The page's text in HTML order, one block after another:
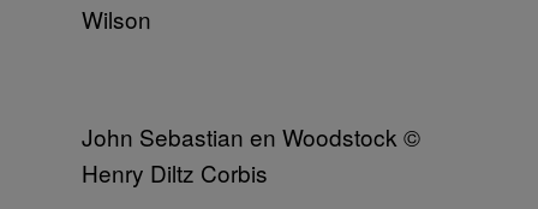
Wilson
John Sebastian en Woodstock ©
Henry Diltz Corbis